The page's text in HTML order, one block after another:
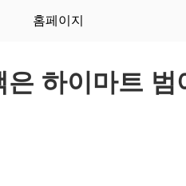
홈페이지
하이마트 범